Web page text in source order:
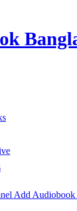
Add Audiobook